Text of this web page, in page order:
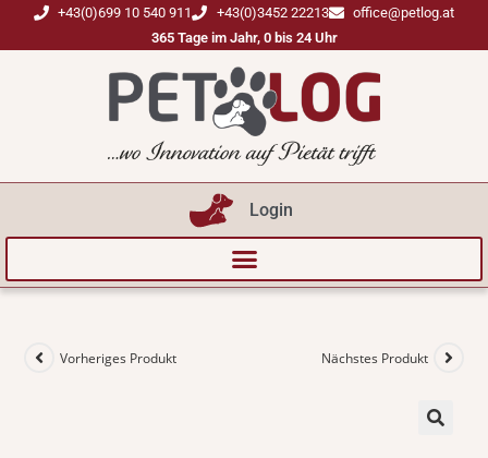
+43(0)699 10 540 911 +43(0)3452 22213
office@petlog.at
365 Tage im Jahr, 0 bis 24 Uhr
Login
Vorheriges Produkt Nächstes Produkt